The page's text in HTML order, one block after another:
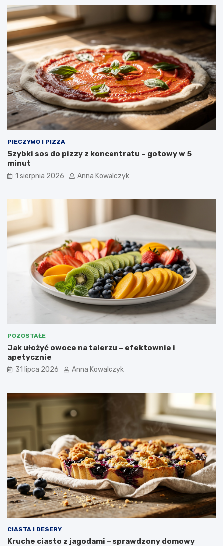
PIECZYWO I PIZZA
Szybki sos do pizzy z koncentratu – gotowy w 5
minut
1 sierpnia 2026 Anna Kowalczyk
POZOSTAŁE
Jak ułożyć owoce na talerzu – efektownie i
apetycznie
31 lipca 2026 Anna Kowalczyk
CIASTA I DESERY
Kruche ciasto z jagodami – sprawdzony domowy